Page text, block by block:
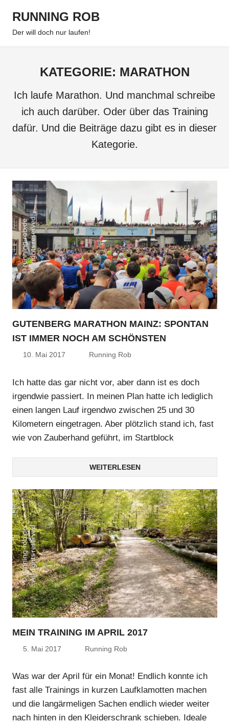
Inhalt
springen
RUNNING ROB
Der will doch nur laufen!
KATEGORIE: MARATHON
Ich laufe Marathon. Und manchmal schreibe
ich auch darüber. Oder über das Training
dafür. Und die Beiträge dazu gibt es in dieser
Kategorie.
GUTENBERG MARATHON MAINZ: SPONTAN
IST IMMER NOCH AM SCHÖNSTEN
10. Mai 2017 Running Rob
Ich hatte das gar nicht vor, aber dann ist es doch
irgendwie passiert. In meinen Plan hatte ich lediglich
einen langen Lauf irgendwo zwischen 25 und 30
Kilometern eingetragen. Aber plötzlich stand ich, fast
wie von Zauberhand geführt, im Startblock
WEITERLESEN
MEIN TRAINING IM APRIL 2017
5. Mai 2017 Running Rob
Was war der April für ein Monat! Endlich konnte ich
fast alle Trainings in kurzen Laufklamotten machen
und die langärmeligen Sachen endlich wieder weiter
nach hinten in den Kleiderschrank schieben. Ideale